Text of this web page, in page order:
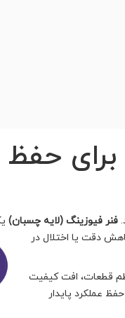
حفظ
فنر فیوزینگ (لایه چسبان)
دقت یا اختلال در
قطعات، افت کیفیت
عملکرد پایدار